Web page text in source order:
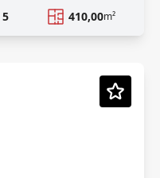
5 410,00m²
Semi-Novo